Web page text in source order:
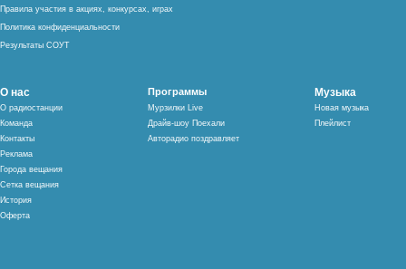
Правила участия в акциях, конкурсах, играх
Политика конфиденциальности
Результаты СОУТ
О нас
О радиостанции
Команда
Контакты
Реклама
Города вещания
Сетка вещания
История
Оферта
Программы
Мурзилки Live
Драйв-шоу Поехали
Авторадио поздравляет
Музыка
Новая музыка
Плейлист